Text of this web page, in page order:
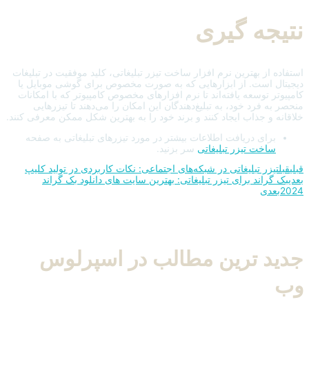
نتیجه گیری
استفاده از بهترین نرم افزار ساخت تیزر تبلیغاتی، کلید موفقیت در تبلیغات
دیجیتال است. از ابزارهایی که به‌ صورت مخصوص برای گوشی موبایل یا
کامپیوتر توسعه یافته‌اند تا نرم افزارهای مخصوص کامپیوتر که با امکانات
منحصر به فرد خود، به تبلیغ‌دهندگان این امکان را می‌دهند تا تیزرهایی
خلاقانه و جذاب ایجاد کنند و برند خود را به بهترین شکل ممکن معرفی کنند.
برای دریافت اطلاعات بیشتر در مورد تیزرهای تبلیغاتی به صفحه
ساخت تیزر تبلیغاتی سر بزنید.
قبلیقبلتیزر تبلیغاتی در شبکه‌های اجتماعی: نکات کاربردی در تولید کلیپ
بعدیبک گراند برای تیزر تبلیغاتی: بهترین سایت های دانلود بک گراند
2024بعدی
جدید ترین مطالب در
اسپرلوس
وب